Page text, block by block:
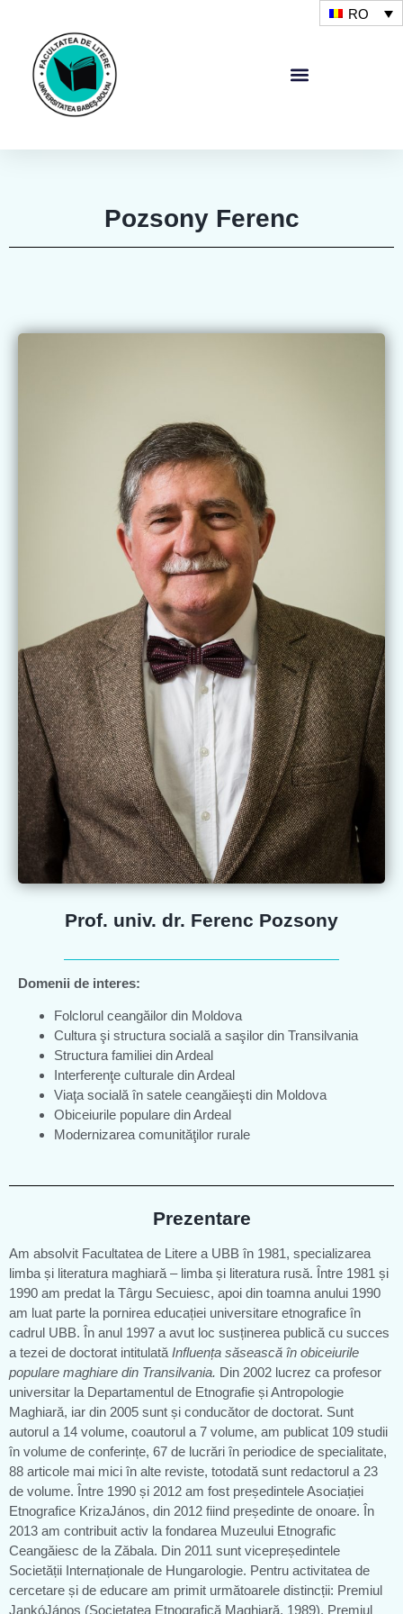
RO
Pozsony Ferenc
Prof. univ. dr. Ferenc Pozsony
Domenii de interes:
Folclorul ceangăilor din Moldova
Cultura şi structura socială a saşilor din Transilvania
Structura familiei din Ardeal
Interferenţe culturale din Ardeal
Viaţa socială în satele ceangăieşti din Moldova
Obiceiurile populare din Ardeal
Modernizarea comunităţilor rurale
Prezentare
Am absolvit Facultatea de Litere a UBB în 1981, specializarea
limba și literatura maghiară – limba și literatura rusă. Între 1981 și
1990 am predat la Târgu Secuiesc, apoi din toamna anului 1990
am luat parte la pornirea educației universitare etnografice în
cadrul UBB. În anul 1997 a avut loc susținerea publică cu succes
a tezei de doctorat intitulată Influența săsească în obiceiurile
populare maghiare din Transilvania. Din 2002 lucrez ca profesor
universitar la Departamentul de Etnografie și Antropologie
Maghiară, iar din 2005 sunt și conducător de doctorat. Sunt
autorul a 14 volume, coautorul a 7 volume, am publicat 109 studii
în volume de conferințe, 67 de lucrări în periodice de specialitate,
88 articole mai mici în alte reviste, totodată sunt redactorul a 23
de volume. Între 1990 și 2012 am fost președintele Asociației
Etnografice KrizaJános, din 2012 fiind președinte de onoare. În
2013 am contribuit activ la fondarea Muzeului Etnografic
Ceangăiesc de la Zăbala. Din 2011 sunt vicepreședintele
Societății Internaționale de Hungarologie. Pentru activitatea de
cercetare și de educare am primit următoarele distincții: Premiul
JankóJános (Societatea Etnografică Maghiară, 1989), Premiul